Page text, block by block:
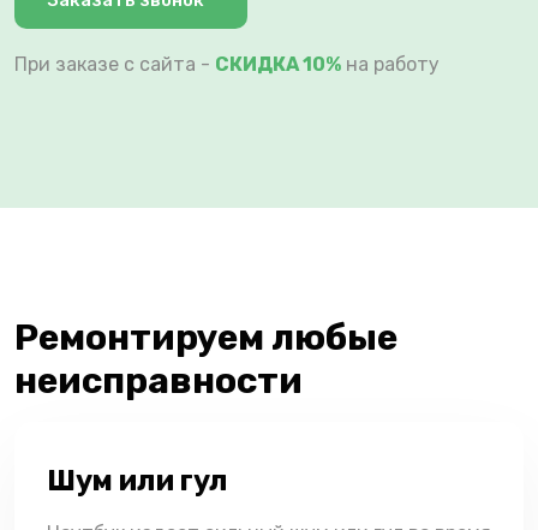
При заказе с сайта - СКИДКА 10% на работу
Ремонтируем любые
неисправности
Шум или гул